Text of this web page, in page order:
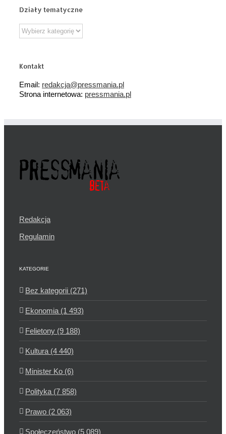
Działy tematyczne
Działy
tematyczne
Kontakt
Email: redakcja@pressmania.pl
Strona internetowa: pressmania.pl
Redakcja
Regulamin
KATEGORIE
Bez kategorii (271)
Ekonomia (1 493)
Felietony (9 188)
Kultura (4 440)
Minister Ko (6)
Polityka (7 858)
Prawo (2 063)
Społeczeństwo (5 089)